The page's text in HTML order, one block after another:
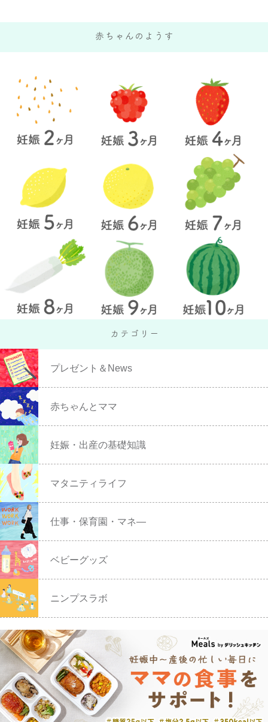
プレゼント＆News
赤ちゃんとママ
妊娠・出産の基礎知識
マタニティライフ
仕事・保育園・マネ―
ベビーグッズ
ニンプスラボ